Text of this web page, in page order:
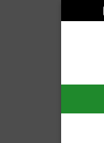
qua